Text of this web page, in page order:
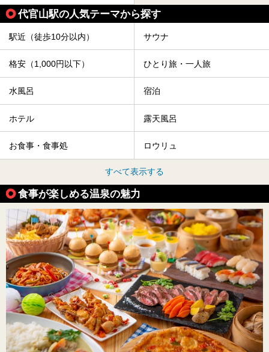
代官山駅の人気テーマから探す
駅近（徒歩10分以内） サウナ
格安（1,000円以下） ひとり旅・一人旅
水風呂 宿泊
ホテル 露天風呂
お食事・食事処 ロウリュ
すべて表示する
食事が楽しめる温泉の魅力